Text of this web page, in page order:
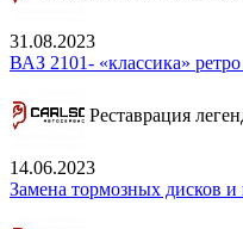
31.08.2023
ВАЗ 2101- «классика»
Реставрация
14.06.2023
Замена тормозных дисков и